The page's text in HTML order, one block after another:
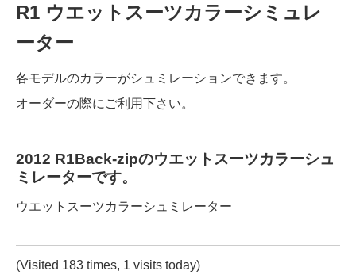
R1 ウエットスーツカラーシミュレ
ーター
各モデルのカラーがシュミレーションできます。
オーダーの際にご利用下さい。
2012 R1Back-zipのウエットスーツカラーシュ
ミレーターです。
ウエットスーツカラーシュミレーター
(Visited 183 times, 1 visits today)